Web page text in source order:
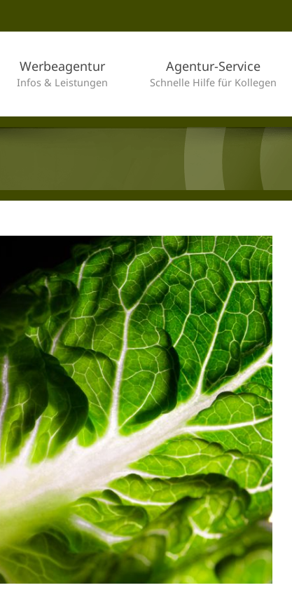
Werbeagentur
Infos & Leistungen
Agentur-Service
Schnelle Hilfe für Kollegen